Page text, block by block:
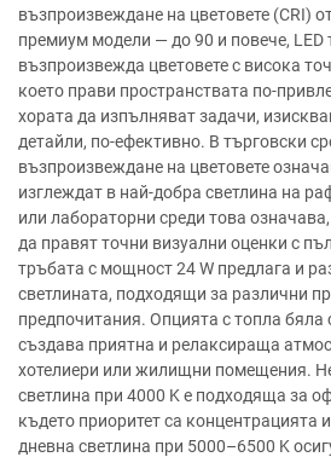
възпроизвеждане на цветовете (CRI)
премиум модели — до 90 и повече,
възпроизвежда цветовете с висока
което прави пространствата по-
хората да изпълняват задачи,
детайли, по-ефективно. В търговски
възпроизвеждане на цветовете
изглеждат в най-добра светлина на
или лабораторни среди това
да правят точни визуални оценки с
тръбата с мощност 24 W предлага и
светлината, подходящи за различни
предпочитания. Опцията с топла бяла
създава приятна и релаксираща
хотелиери или жилищни помещения.
светлина при 4000 K е подходяща за
където приоритет са концентрацията
дневна светлина при 5000–6500 K